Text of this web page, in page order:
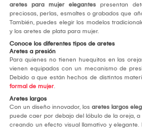
aretes para mujer elegantes presentan
preciosas, perlas, esmaltes o grabados que
También, puedes elegir los modelos
y los aretes de plata para mujer.
Conoce los diferentes tipos de aretes
Aretes a presión
Para quienes no tienen huequitos en las
vienen equipados con un mecanismo de
Debido a que están hechos de distintos
formal de mujer.
Aretes largos
Con un diseño innovador, los aretes largos
puede caer por debajo del lóbulo de la oreja,
creando un efecto visual llamativo y elegante.